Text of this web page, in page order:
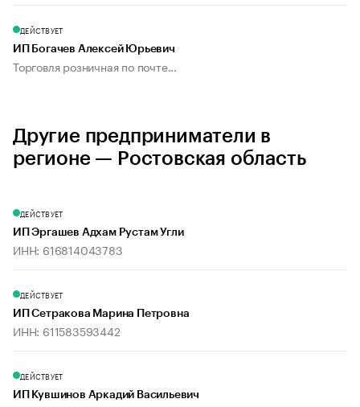
ДЕЙСТВУЕТ
ИП Богачев Алексей Юрьевич
Торговля розничная по почте...
Другие предприниматели в
регионе — Ростовская область
ДЕЙСТВУЕТ
ИП Эргашев Адхам Рустам Угли
ИНН: 616814043783
ДЕЙСТВУЕТ
ИП Сетракова Марина Петровна
ИНН: 611583593442
ДЕЙСТВУЕТ
ИП Кувшинов Аркадий Васильевич